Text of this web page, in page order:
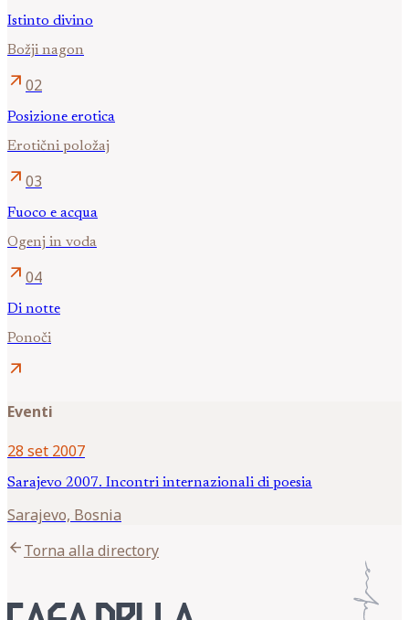
Istinto divino
Božji nagon
arrow_outward 02
Posizione erotica
Erotični položaj
arrow_outward 03
Fuoco e acqua
Ogenj in voda
arrow_outward 04
Di notte
Ponoči
arrow_outward
Eventi
28 set 2007
Sarajevo 2007. Incontri internazionali di poesia
Sarajevo, Bosnia
arrow_backTorna alla directory